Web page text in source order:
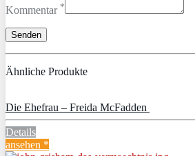
Kommentar *
Ähnliche Produkte
Die Ehefrau – Freida McFadden
Details
ansehen *